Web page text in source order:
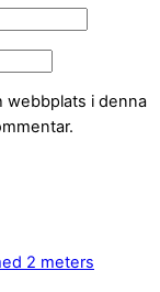
webbplats i denna
2 meters